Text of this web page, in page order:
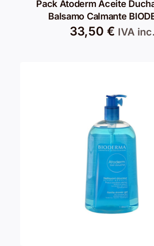
Pack Atoderm Aceite
Balsamo Calmante
33,50 € IVA inc.